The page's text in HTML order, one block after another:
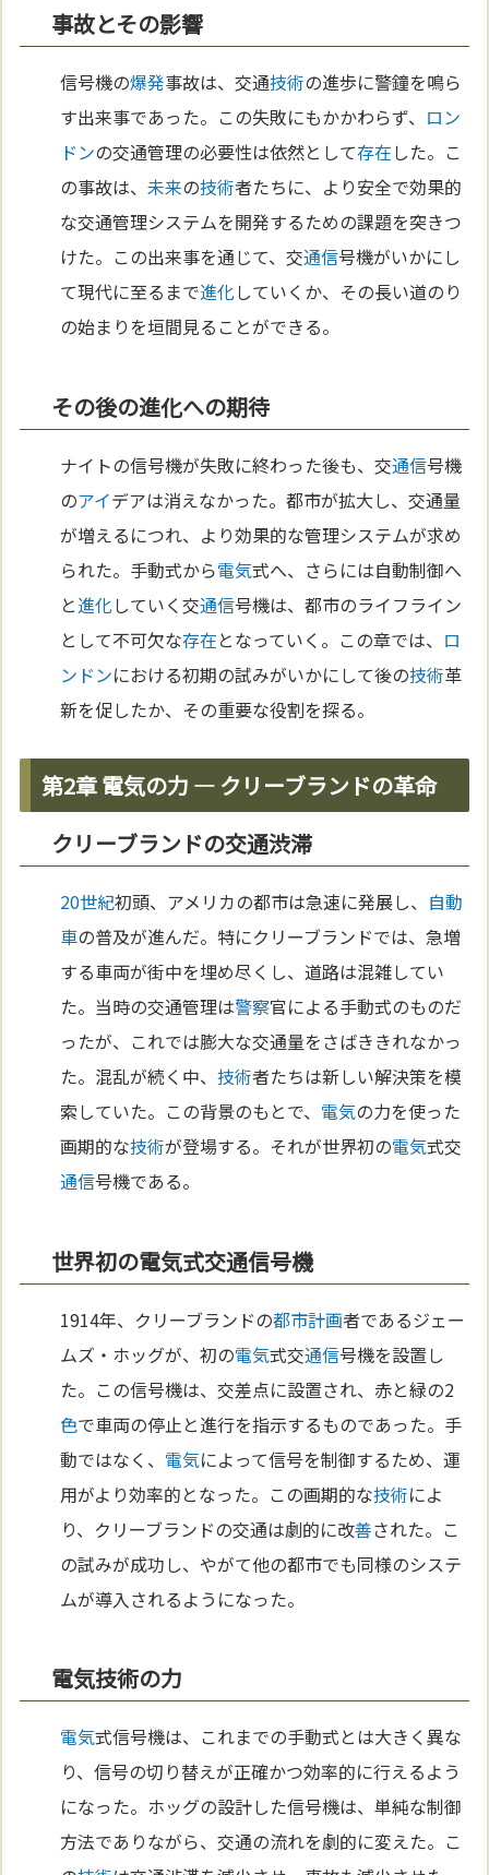
事故とその影響
信号機の爆発事故は、交通技術の進歩に警鐘を鳴ら
す出来事であった。この失敗にもかかわらず、 ロン
ドンの交通管理の必要性は依然として存在した。こ
の事故は、未来の技術者たちに、より安全で効果的
な交通管理システムを開発するための課題を突きつ
けた。この出来事を通じて、交通信号機がいかにし
て現代に至るまで進化していくか、その長い道のり
の始まりを垣間見ることができる。
その後の進化への期待
ナイトの信号機が失敗に終わった後も、交通信号機
のアイデアは消えなかった。都市が拡大し、交通量
が増えるにつれ、より効果的な管理システムが求め
られた。手動式から電気式へ、さらには自動制御へ
と進化していく交通信号機は、都市のライフライン
として不可欠な存在となっていく。この章では、 ロ
ンドンにおける初期の試みがいかにして後の技術革
新を促したか、その重要な役割を探る。
第2章 電気の力 — クリーブランドの革命
クリーブランドの交通渋滞
20世紀初頭、アメリカの都市は急速に発展し、 自動
車の普及が進んだ。特にクリーブランドでは、急増
する車両が街中を埋め尽くし、道路は混雑してい
た。当時の交通管理は警察官による手動式のものだ
ったが、これでは膨大な交通量をさばききれなかっ
た。混乱が続く中、技術者たちは新しい解決策を模
索していた。この背景のもとで、 電気の力を使った
画期的な技術が登場する。それが世界初の電気式交
通信号機である。
世界初の電気式交通信号機
1914年、クリーブランドの都市計画者であるジェー
ムズ・ホッグが、初の電気式交通信号機を設置し
た。この信号機は、交差点に設置され、赤と緑の2
色で車両の停止と進行を指示するものであった。手
動ではなく、 電気によって信号を制御するため、運
用がより効率的となった。この画期的な技術によ
り、クリーブランドの交通は劇的に改善された。こ
の試みが成功し、やがて他の都市でも同様のシステ
ムが導入されるようになった。
電気技術の力
電気式信号機は、これまでの手動式とは大きく異な
り、信号の切り替えが正確かつ効率的に行えるよう
になった。ホッグの設計した信号機は、単純な制御
方法でありながら、交通の流れを劇的に変えた。こ